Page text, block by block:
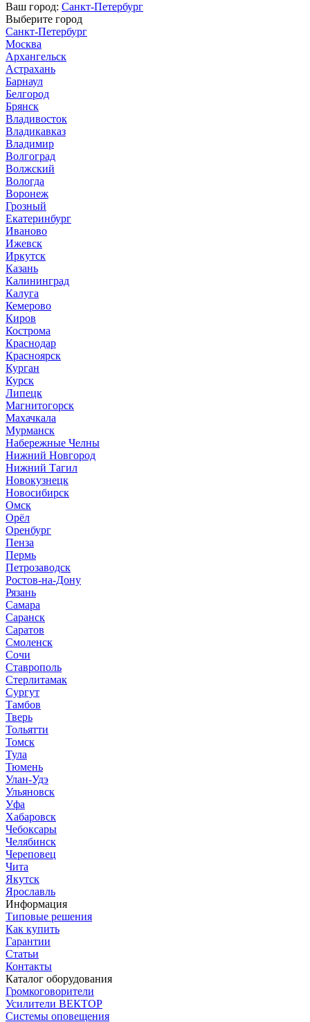
Ваш город: Санкт-Петербург
Выберите город
Санкт-Петербург
Москва
Архангельск
Астрахань
Барнаул
Белгород
Брянск
Владивосток
Владикавказ
Владимир
Волгоград
Волжский
Вологда
Воронеж
Грозный
Екатеринбург
Иваново
Ижевск
Иркутск
Казань
Калининград
Калуга
Кемерово
Киров
Кострома
Краснодар
Красноярск
Курган
Курск
Липецк
Магнитогорск
Махачкала
Мурманск
Набережные Челны
Нижний Новгород
Нижний Тагил
Новокузнецк
Новосибирск
Омск
Орёл
Оренбург
Пенза
Пермь
Петрозаводск
Ростов-на-Дону
Рязань
Самара
Саранск
Саратов
Смоленск
Сочи
Ставрополь
Стерлитамак
Сургут
Тамбов
Тверь
Тольятти
Томск
Тула
Тюмень
Улан-Удэ
Ульяновск
Уфа
Хабаровск
Чебоксары
Челябинск
Череповец
Чита
Якутск
Ярославль
Информация
Типовые решения
Как купить
Гарантии
Статьи
Контакты
Каталог оборудования
Громкоговорители
Усилители ВЕКТОР
Системы оповещения